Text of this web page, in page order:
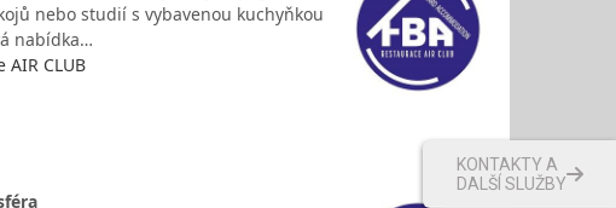
nebo studií s vybavenou kuchyňkou
nabídka…
CLUB
KONTAKTY A
DALŠÍ SLUŽBY